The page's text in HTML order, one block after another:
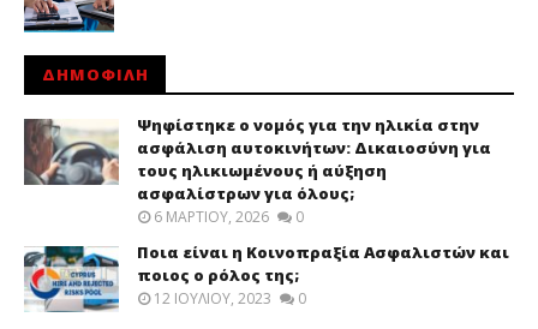
ΔΗΜΟΦΙΛΗ
Ψηφίστηκε ο νομός για την ηλικία στην
ασφάλιση αυτοκινήτων: Δικαιοσύνη για
τους ηλικιωμένους ή αύξηση
ασφαλίστρων για όλους;
6 ΜΑΡΤΊΟΥ, 2026 0
Ποια είναι η Κοινοπραξία Ασφαλιστών και
ποιος ο ρόλος της;
12 ΙΟΥΛΊΟΥ, 2023 0